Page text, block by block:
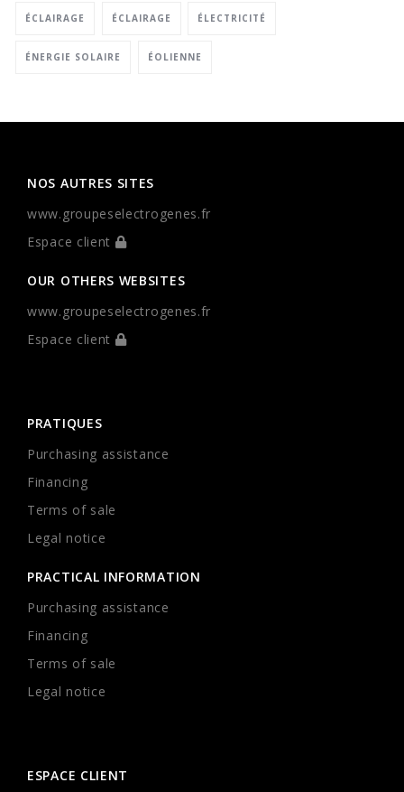
ÉCLAIRAGE ÉCLAIRAGE ÉLECTRICITÉ
ÉNERGIE SOLAIRE ÉOLIENNE
NOS AUTRES SITES
www.groupeselectrogenes.fr
Espace client
OUR OTHERS WEBSITES
www.groupeselectrogenes.fr
Espace client
PRATIQUES
Purchasing assistance
Financing
Terms of sale
Legal notice
PRACTICAL INFORMATION
Purchasing assistance
Financing
Terms of sale
Legal notice
ESPACE CLIENT